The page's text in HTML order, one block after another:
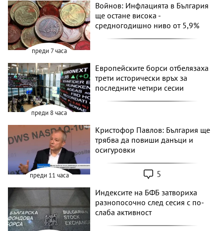
преди 7 часа
Войнов: Инфлацията в България
ще остане висока -
средногодишно ниво от 5,9%
преди 8 часа
Европейските борси отбелязаха
трети исторически връх за
последните четири сесии
преди 11 часа
Кристофор Павлов: България ще
трябва да повиши данъци и
осигуровки
5
Индексите на БФБ затвориха
разнопосочно след сесия с по-
слаба активност